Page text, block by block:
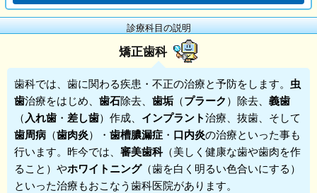
診療科目の説明
矯正歯科
歯科では、歯に関わる疾患・不正の治療と予防をします。 虫
歯治療をはじめ、 歯石除去、 歯垢 （プラーク）除去、 義歯
（入れ歯 ・ 差し歯）作成、 インプラント治療、抜歯、そして
歯周病 （歯肉炎）・ 歯槽膿漏症 ・ 口内炎の治療といった事も
行います。昨今では、 審美歯科（美しく健康な歯や歯肉を作
ること）やホワイトニング（歯を白く明るい色合いにする）
といった治療もおこなう歯科医院があります。